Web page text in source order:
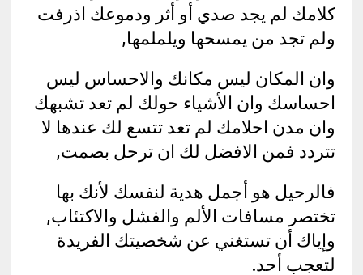
كلامك لم يجد صدي أو أثر ودموعك اذرفت
ولم تجد من يمسحها ويلملمها,
وان المكان ليس مكانك والاحساس ليس
احساسك وان الأشياء حولك لم تعد تشبهك
وان مدن احلامك لم تعد تتسع لك عندها لا
تتردد فمن الافضل لك ان ترحل بصمت,
فالرحيل هو أجمل هدية لنفسك لأنك بها
تختصر مسافات الألم والفشل والاكتئاب,
وإياك أن تستغني عن شخصيتك الفريدة
لتعجب أحد.